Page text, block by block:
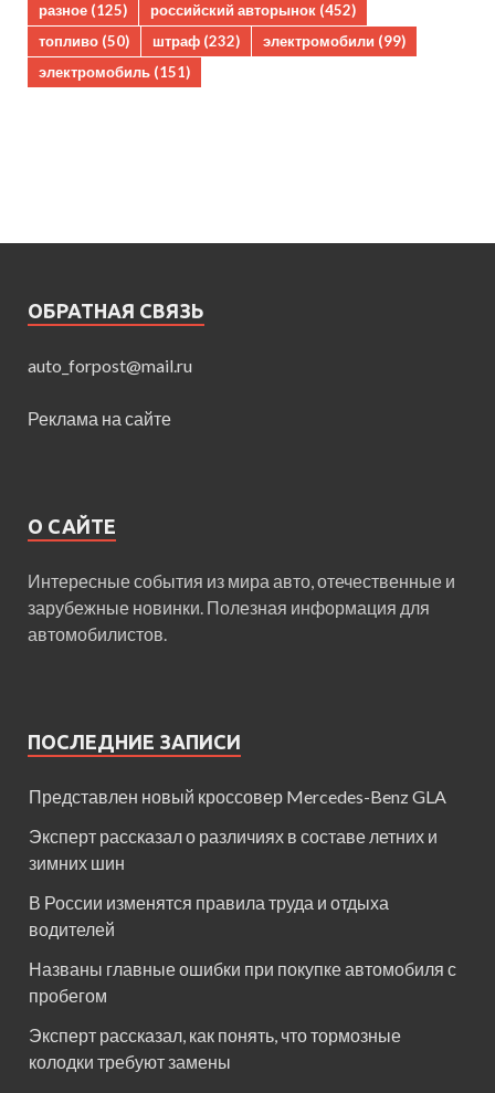
разное (125) российский авторынок (452)
топливо (50) штраф (232) электромобили (99)
электромобиль (151)
ОБРАТНАЯ СВЯЗЬ
auto_forpost@mail.ru
Реклама на сайте
О САЙТЕ
Интересные события из мира авто, отечественные и
зарубежные новинки. Полезная информация для
автомобилистов.
ПОСЛЕДНИЕ ЗАПИСИ
Представлен новый кроссовер Mercedes-Benz GLA
Эксперт рассказал о различиях в составе летних и
зимних шин
В России изменятся правила труда и отдыха
водителей
Названы главные ошибки при покупке автомобиля с
пробегом
Эксперт рассказал, как понять, что тормозные
колодки требуют замены